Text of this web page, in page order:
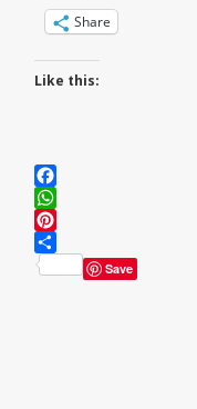
Share
Like this:
Facebook
WhatsApp
Pinterest
Share
Save